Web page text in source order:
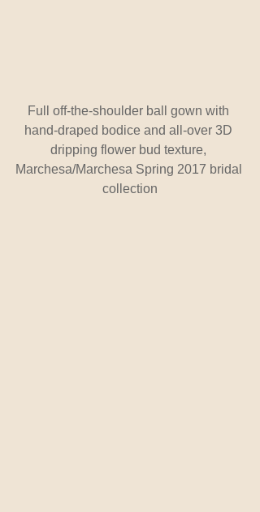
Full off-the-shoulder ball gown with
hand-draped bodice and all-over 3D
dripping flower bud texture,
Marchesa/Marchesa Spring 2017 bridal
collection